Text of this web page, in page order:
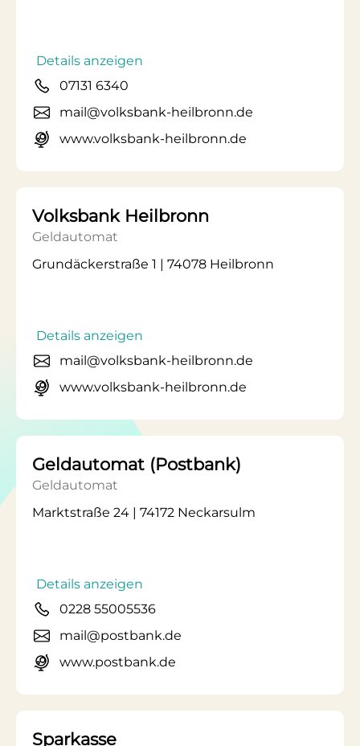
Details anzeigen
07131 6340
mail@volksbank-heilbronn.de
www.volksbank-heilbronn.de
Volksbank Heilbronn
Geldautomat
Grundäckerstraße 1 | 74078 Heilbronn
Details anzeigen
mail@volksbank-heilbronn.de
www.volksbank-heilbronn.de
Geldautomat (Postbank)
Geldautomat
Marktstraße 24 | 74172 Neckarsulm
Details anzeigen
0228 55005536
mail@postbank.de
www.postbank.de
Sparkasse